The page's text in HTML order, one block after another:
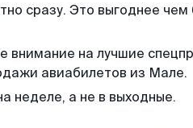
сразу. Это выгоднее
внимание на лучшие
авиабилетов из Мале.
неделе, а не в выходные.